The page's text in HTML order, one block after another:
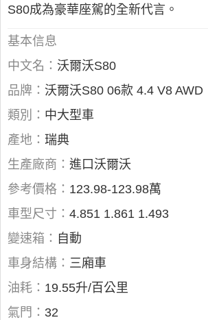
S80成為豪華座駕的全新代言。
基本信息
中文名： 沃爾沃S80
品牌： 沃爾沃S80 06款 4.4 V8 AWD
類別： 中大型車
產地： 瑞典
生產廠商： 進口沃爾沃
參考價格： 123.98-123.98萬
車型尺寸： 4.851 1.861 1.493
變速箱： 自動
車身結構： 三廂車
油耗： 19.55升/百公里
氣門： 32